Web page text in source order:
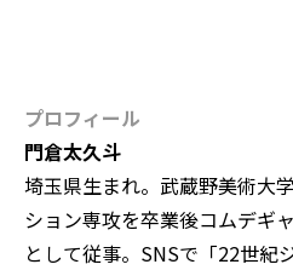
プロフィール
門倉太久斗
埼玉県生まれ。武蔵野美術大
ション専攻を卒業後コムデギ
として従事。SNSで「22世紀